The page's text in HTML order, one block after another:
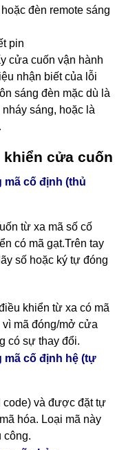
đèn remote sáng
pin
cửa cuốn vận hành
nhận biết của lỗi
sáng đèn mặc dù là
sáng, hoặc là
khiển cửa cuốn
mã cố định (thủ
từ xa mã số cố
có mã gạt.Trên tay
số hoặc ký tự đóng
khiển từ xa có mã
mã đóng/mở cửa
có sự thay đổi.
mã cố định hệ (tự
code) và được đặt tự
hóa. Loại mã này
công.